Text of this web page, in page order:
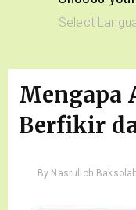
Select
Mengapa
Berfikir
By Nasrulloh